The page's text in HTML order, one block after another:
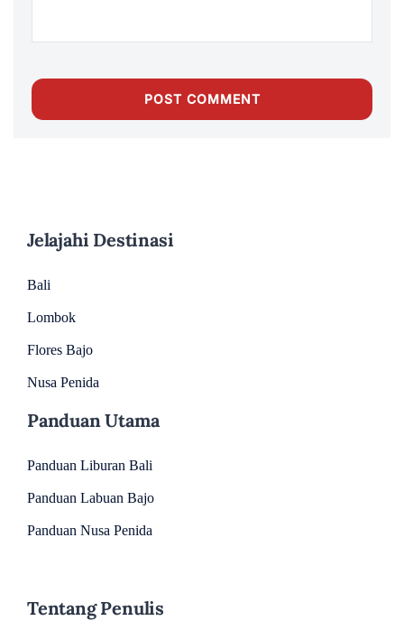
Jelajahi Destinasi
Bali
Lombok
Flores Bajo
Nusa Penida
Panduan Utama
Panduan Liburan Bali
Panduan Labuan Bajo
Panduan Nusa Penida
Tentang Penulis